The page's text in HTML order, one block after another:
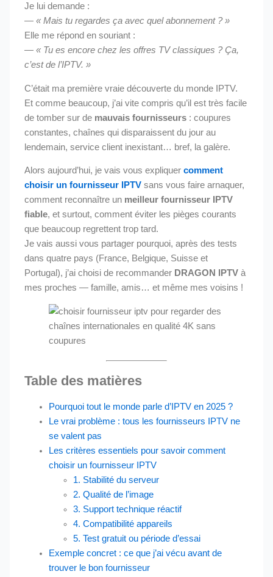
Je lui demande :
—« Mais tu regardes ça avec quel abonnement ? »
Elle me répond en souriant :
—« Tu es encore chez les offres TV classiques ? Ça,
c’est de l’IPTV. »
C’était ma première vraie découverte du monde IPTV.
Et comme beaucoup, j’ai vite compris qu’il est très facile
de tomber sur de mauvais fournisseurs : coupures
constantes, chaînes qui disparaissent du jour au
lendemain, service client inexistant… bref, la galère.
Alors aujourd’hui, je vais vous expliquercomment
choisir un fournisseur IPTV sans vous faire arnaquer,
comment reconnaître un meilleur fournisseur IPTV
fiable, et surtout, comment éviter les pièges courants
que beaucoup regrettent trop tard.
Je vais aussi vous partager pourquoi, après des tests
dans quatre pays (France, Belgique, Suisse et
Portugal), j’ai choisi de recommander DRAGON IPTV à
mes proches — famille, amis… et même mes voisins !
Table des matières
Pourquoi tout le monde parle d’IPTV en 2025 ?
Le vrai problème : tous les fournisseurs IPTV ne
se valent pas
Les critères essentiels pour savoir comment
choisir un fournisseur IPTV
1. Stabilité du serveur
2. Qualité de l’image
3. Support technique réactif
4. Compatibilité appareils
5. Test gratuit ou période d’essai
Exemple concret : ce que j’ai vécu avant de
trouver le bon fournisseur